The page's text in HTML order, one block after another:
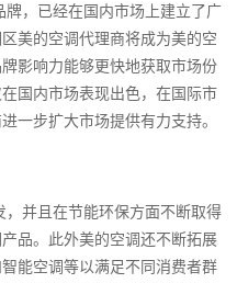
，已经在国内市场上建立了广
美的空调代理商将成为美的空
影响力能够更快地获取市场份
国内市场表现出色，在国际市
一步扩大市场提供有力支持。
并且在节能环保方面不断取得
品。此外美的空调还不断拓展
能空调等以满足不同消费者群